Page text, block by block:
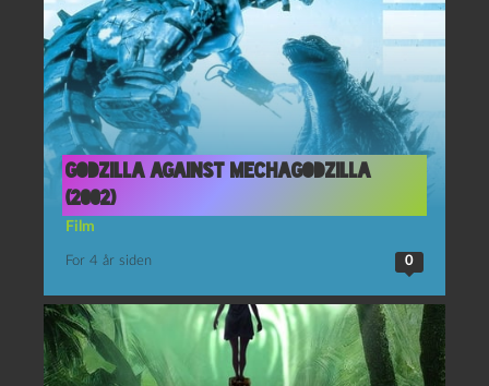
Godzilla against MechaGodzilla
(2002)
Film
For 4 år siden 0